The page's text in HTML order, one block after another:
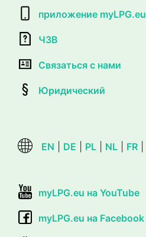
приложение myLPG.eu
ЧЗВ
Связаться с нами
Юридический
EN DE PL NL FR
myLPG.eu на YouTube
myLPG.eu на Facebook